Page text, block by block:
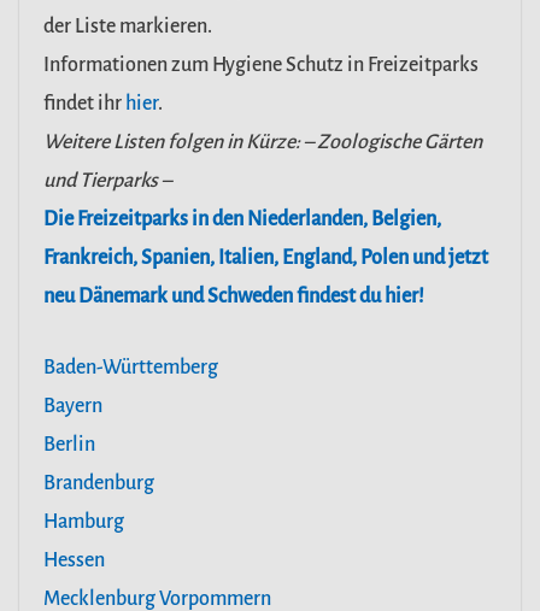
der Liste markieren.
Informationen zum Hygiene Schutz in Freizeitparks
findet ihr hier.
Weitere Listen folgen in Kürze: – Zoologische Gärten
und Tierparks –
Die Freizeitparks in den Niederlanden, Belgien,
Frankreich, Spanien, Italien, England, Polen und jetzt
neu Dänemark und Schweden findest du hier!
Baden-Württemberg
Bayern
Berlin
Brandenburg
Hamburg
Hessen
Mecklenburg Vorpommern